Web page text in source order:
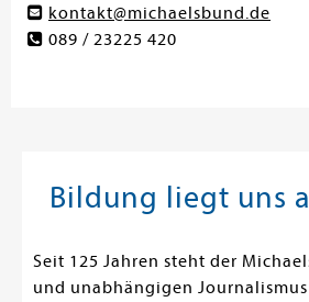
kontakt@michaelsbund.de
089 / 23225 420
Bildung liegt uns
Seit 125 Jahren steht der
und unabhängigen